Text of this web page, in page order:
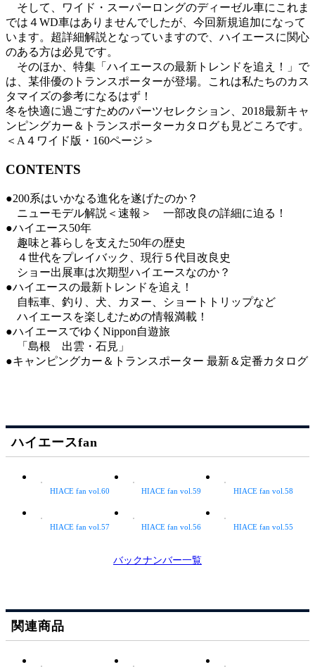
そして、ワイド・スーパーロングのディーゼル車にこれま
では４WD車はありませんでしたが、今回新規追加になって
います。超詳細解説となっていますので、ハイエースに関心
のある方は必見です。
そのほか、特集「ハイエースの最新トレンドを追え！」で
は、某俳優のトランスポーターが登場。これは私たちのカス
タマイズの参考になるはず！
冬を快適に過ごすためのパーツセレクション、2018最新キャ
ンピングカー＆トランスポーターカタログも見どころです。
＜A４ワイド版・160ページ＞
CONTENTS
●200系はいかなる進化を遂げたのか？
ニューモデル解説＜速報＞ 一部改良の詳細に迫る！
●ハイエース50年
趣味と暮らしを支えた50年の歴史
４世代をプレイバック、現行５代目改良史
ショー出展車は次期型ハイエースなのか？
●ハイエースの最新トレンドを追え！
自転車、釣り、犬、カヌー、ショートトリップなど
ハイエースを楽しむための情報満載！
●ハイエースでゆくNippon自遊旅
「島根 出雲・石見」
●キャンピングカー＆トランスポーター 最新＆定番カタログ
ハイエースfan
HIACE fan vol.60 HIACE fan vol.59 HIACE fan vol.58
HIACE fan vol.57 HIACE fan vol.56 HIACE fan vol.55
バックナンバー一覧
関連商品